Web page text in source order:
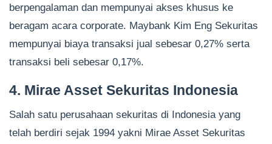
berpengalaman dan mempunyai akses khusus ke
beragam acara corporate. Maybank Kim Eng Sekuritas
mempunyai biaya transaksi jual sebesar 0,27% serta
transaksi beli sebesar 0,17%.
4. Mirae Asset Sekuritas Indonesia
Salah satu perusahaan sekuritas di Indonesia yang
telah berdiri sejak 1994 yakni Mirae Asset Sekuritas